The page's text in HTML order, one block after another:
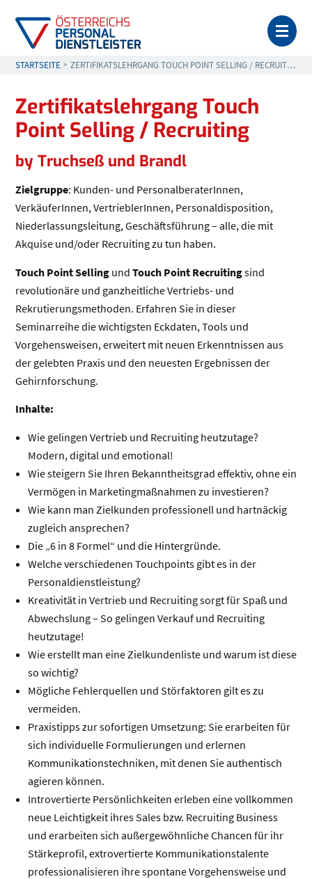
STARTSEITE AKTUELL: ZERTIFIKATSLEHRGANG TOUCH POINT SELLING /
ZERTIFIKATSLEHRGANG TOUCH POINT SELLING / RECRUITING
Zertifikatslehrgang Touch
Point Selling / Recruiting
by Truchseß und Brandl
Zielgruppe: Kunden- und PersonalberaterInnen,
VerkäuferInnen, VertrieblerInnen, Personaldisposition,
Niederlassungsleitung, Geschäftsführung – alle, die mit
Akquise und/oder Recruiting zu tun haben.
Touch Point Sellingund Touch Point Recruitingsind
revolutionäre und ganzheitliche Vertriebs- und
Rekrutierungsmethoden. Erfahren Sie in dieser
Seminarreihe die wichtigsten Eckdaten, Tools und
Vorgehensweisen, erweitert mit neuen Erkenntnissen aus
der gelebten Praxis und den neuesten Ergebnissen der
Gehirnforschung.
Inhalte:
Wie gelingen Vertrieb und Recruiting heutzutage?
Modern, digital und emotional!
Wie steigern Sie Ihren Bekanntheitsgrad effektiv, ohne ein
Vermögen in Marketingmaßnahmen zu investieren?
Wie kann man Zielkunden professionell und hartnäckig
zugleich ansprechen?
Die „6 in 8 Formel“ und die Hintergründe.
Welche verschiedenen Touchpoints gibt es in der
Personaldienstleistung?
Kreativität in Vertrieb und Recruiting sorgt für Spaß und
Abwechslung – So gelingen Verkauf und Recruiting
heutzutage!
Wie erstellt man eine Zielkundenliste und warum ist diese
so wichtig?
Mögliche Fehlerquellen und Störfaktoren gilt es zu
vermeiden.
Praxistipps zur sofortigen Umsetzung: Sie erarbeiten für
sich individuelle Formulierungen und erlernen
Kommunikationstechniken, mit denen Sie authentisch
agieren können.
Introvertierte Persönlichkeiten erleben eine vollkommen
neue Leichtigkeit ihres Sales bzw. Recruiting Business
und erarbeiten sich außergewöhnliche Chancen für ihr
Stärkeprofil, extrovertierte Kommunikationstalente
professionalisieren ihre spontane Vorgehensweise und